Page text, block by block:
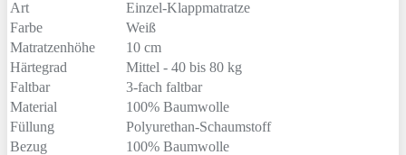
Art
Einzel-Klappmatratze
Farbe
Weiß
Matratzenhöhe
10 cm
Härtegrad
Mittel - 40 bis 80 kg
Faltbar
3-fach faltbar
Material
100% Baumwolle
Füllung
Polyurethan-Schaumstoff
Bezug
100% Baumwolle